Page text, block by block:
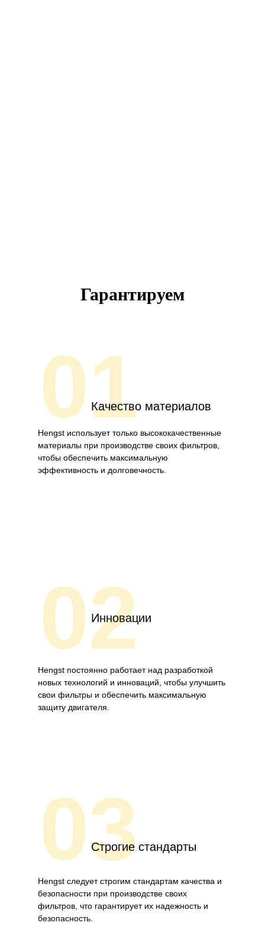
Гарантируем
01Качество материалов
Hengst использует только высококачественные
материалы при производстве своих фильтров,
чтобы обеспечить максимальную
эффективность и долговечность.
02
Инновации
Hengst постоянно работает над разработкой
новых технологий и инноваций, чтобы улучшить
свои фильтры и обеспечить максимальную
защиту двигателя.
03Строгие стандарты
Hengst следует строгим стандартам качества и
безопасности при производстве своих
фильтров, что гарантирует их надежность и
безопасность.